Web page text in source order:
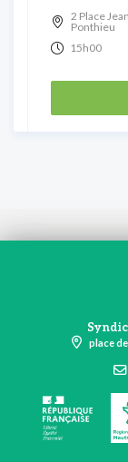
2 Place
Ponthieu
15h00
place